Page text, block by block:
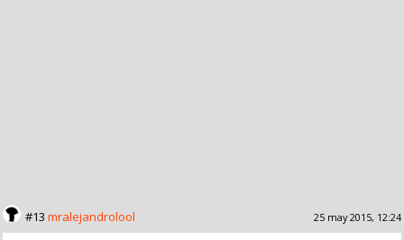
#13 mralejandrolool 25 may 2015, 12:24